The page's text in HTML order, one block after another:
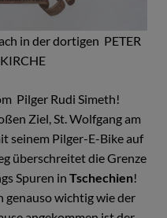
in der dortigen PETER
Pilger Rudi Simeth!
Ziel, St. Wolfgang am
seinem Pilger-E-Bike auf
überschreitet die Grenze
Spuren in Tschechien!
genauso wichtig wie der